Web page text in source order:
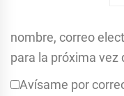
nombre, correo
para la próxima vez
Avísame por